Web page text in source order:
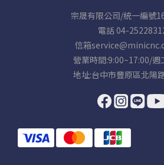
宗晟有限公司/統一編號
電話 04-
信箱
營業時間:9:00~17:00/週
地址:台中市豐原區北陽